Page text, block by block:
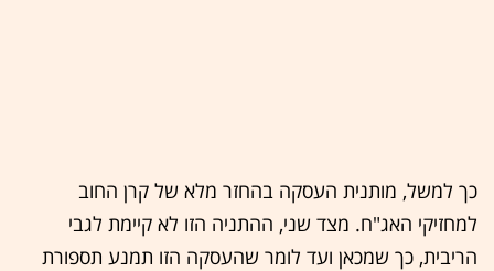
כך למשל, מותנית העסקה בהחזר מלא של קרן החוב
למחזיקי האג"ח. מצד שני, ההתניה הזו לא קיימת לגבי
הריבית, כך שמכאן ועד לומר שהעסקה הזו תמנע תספורת